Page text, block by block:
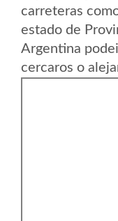
carreteras
estado de
Argentina
cercaros o